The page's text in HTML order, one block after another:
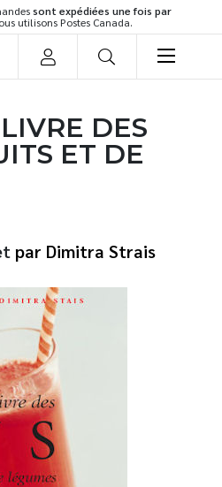
sont expédiées une fois par
utilisons Postes Canada.
DES
ET DE
Dimitra Strais